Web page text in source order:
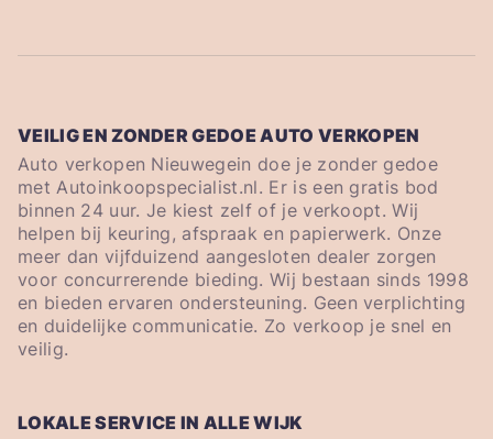
VEILIG EN ZONDER GEDOE AUTO VERKOPEN
Auto verkopen Nieuwegein doe je zonder gedoe
met Autoinkoopspecialist.nl. Er is een gratis bod
binnen 24 uur. Je kiest zelf of je verkoopt. Wij
helpen bij keuring, afspraak en papierwerk. Onze
meer dan vijfduizend aangesloten dealer zorgen
voor concurrerende bieding. Wij bestaan sinds 1998
en bieden ervaren ondersteuning. Geen verplichting
en duidelijke communicatie. Zo verkoop je snel en
veilig.
LOKALE SERVICE IN ALLE WIJK